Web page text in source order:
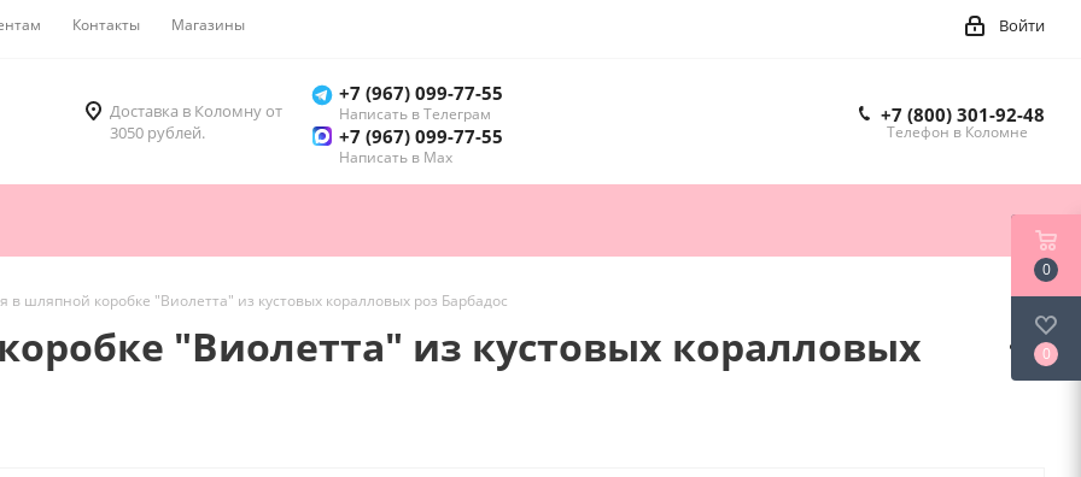
Контакты Магазины Войти
Доставка в Коломну от
3050 рублей.
+7 (967) 099-77-55
Написать в Телеграм
+7 (967) 099-77-55
Написать в Мах
+7 (800) 301-92-48
Телефон в Коломне
в шляпной коробке "Виолетта" из кустовых коралловых роз Барбадос
"Виолетта" из кустовых коралловых
0
0